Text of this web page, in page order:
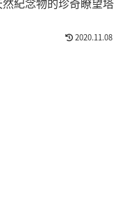
2020.11.08